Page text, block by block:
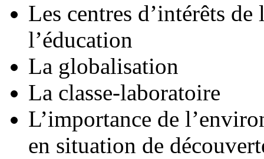
Les centres d’intérêts
l’éducation
La globalisation
La classe-laboratoire
L’importance de
en situation de